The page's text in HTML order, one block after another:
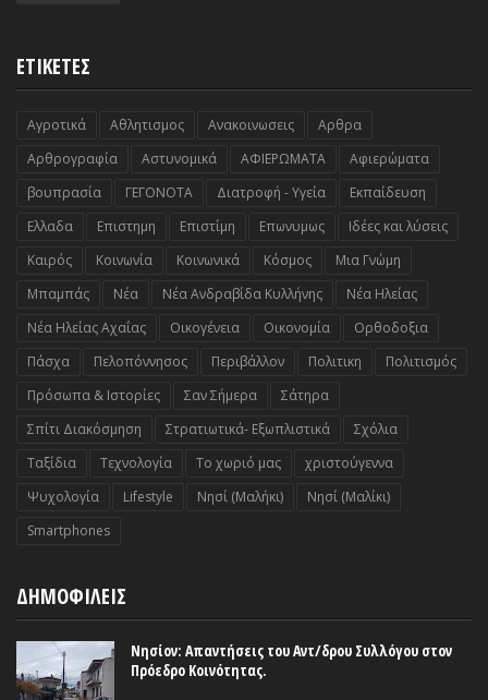
ΕΤΙΚΕΤΕΣ
Αγροτικά Αθλητισμος Ανακοινωσεις
Αρθρα
Αρθρογραφία
Αστυνομικά ΑΦΙΕΡΩΜΑΤΑ
Αφιερώματα
βουπρασία
ΓΕΓΟΝΟΤΑ Διατροφή - Υγεία
Εκπαίδευση
Ελλαδα
Επιστημη Επιστίμη Επωνυμως
Ιδέες και λύσεις
Καιρός
Κοινωνία Κοινωνικά Κόσμος
Μια Γνώμη
Μπαμπάς
Νέα Νέα Ανδραβίδα Κυλλήνης
Νέα Ηλείας
Νέα Ηλείας Αχαΐας
Οικογένεια Οικονομία
Ορθοδοξια
Πάσχα
Πελοπόννησος Περιβάλλον Πολιτικη
Πολιτισμός
Πρόσωπα & Ιστορίες
Σαν Σήμερα
Σάτηρα
Σπίτι Διακόσμηση
Στρατιωτικά- Εξωπλιστικά
Σχόλια
Ταξίδια
Τεχνολογία Το χωριό μας
χριστούγεννα
Ψυχολογία
Lifestyle Nησί (Μαλήκι)
Nησί (Μαλίκι)
Smartphones
ΔΗΜΟΦΙΛΕΙΣ
Νησίον: Απαντήσεις του Αντ/δρου Συλλόγου στον
Πρόεδρο Κοινότητας.